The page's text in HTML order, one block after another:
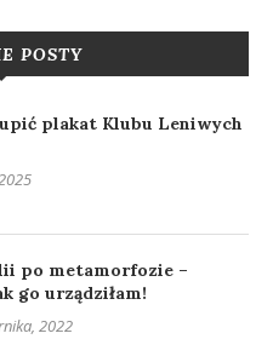
POSTY
plakat Klubu Leniwych
po metamorfozie –
go urządziłam!
2022